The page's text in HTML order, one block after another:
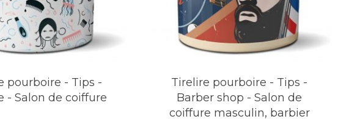
pourboire - Tips -
- Salon de coiffure
Tirelire pourboire - Tips -
Barber shop - Salon de
coiffure masculin, barbier